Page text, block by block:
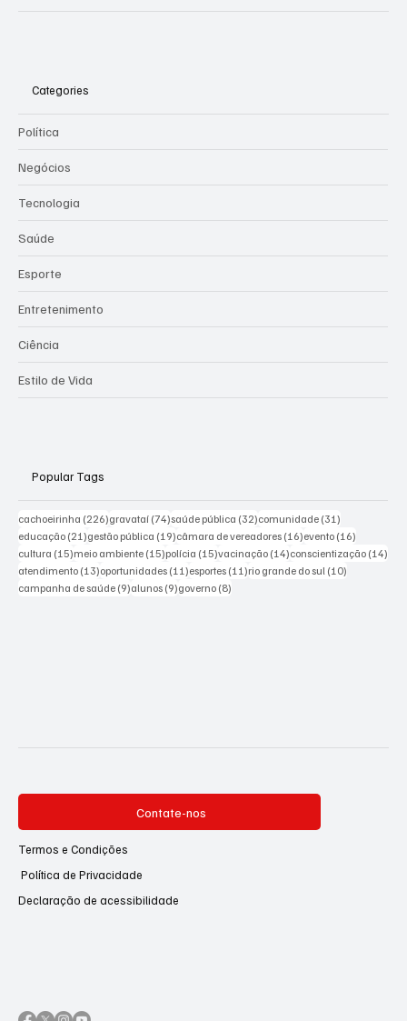
Categories
Política
Negócios
Tecnologia
Saúde
Esporte
Entretenimento
Ciência
Estilo de Vida
Popular Tags
cachoeirinha (226)226 posts
gravataí (74)74 posts
saúde pública (32)32 posts
comunidade (31)
educação (21)21 posts
gestão pública (19)19 posts
câmara de vereadores (16)16 posts
evento (16)
cultura (15)15 posts
meio ambiente (15)15 posts
polícia (15)15 posts
vacinação (14)14 posts
conscientização (14)
atendimento (13)13 posts
oportunidades (11)11 posts
esportes (11)11 posts
rio grande do sul (10)
campanha de saúde (9)9 posts
alunos (9)9 posts
governo (8)
Contate-nos
Termos e Condições
Política de Privacidade
Declaração de acessibilidade